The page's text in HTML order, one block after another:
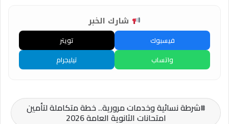
شارك الخبر
فيسبوك
تويتر
واتساب
تيليجرام
شرطة نسائية وخدمات مرورية.. خطة متكاملة لتأمين
امتحانات الثانوية العامة 2026